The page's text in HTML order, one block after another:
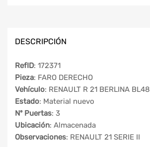
DESCRIPCIÓN
RefID: 172371
Pieza: FARO DERECHO
Vehículo: RENAULT R 21 BERLINA BL48
Estado: Material nuevo
Nº Puertas: 3
Ubicación: Almacenada
Observaciones: RENAULT 21 SERIE II